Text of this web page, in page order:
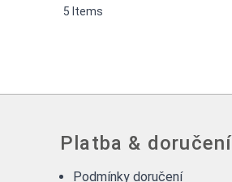
5 Items
Platba & doručení
Podmínky doručení